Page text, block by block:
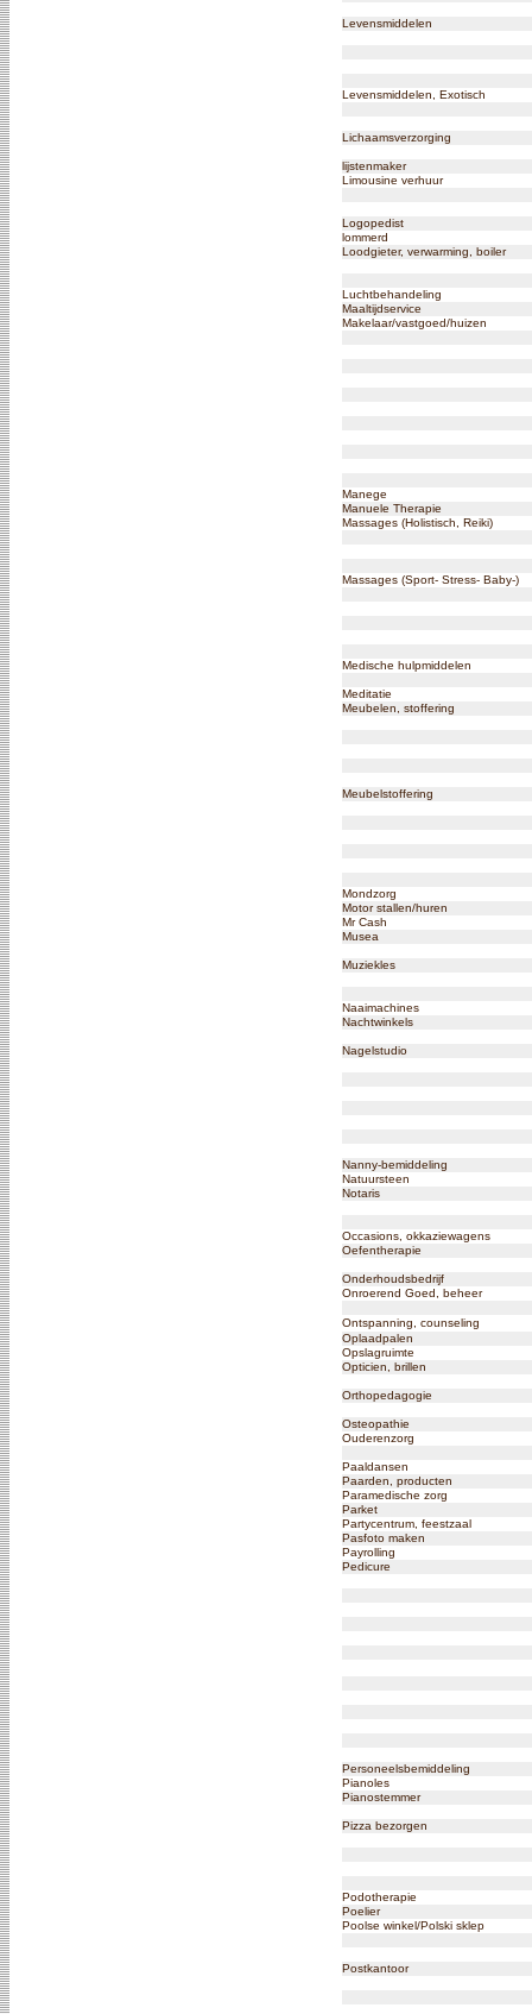
Levensmiddelen
Levensmiddelen, Exotisch
Lichaamsverzorging
lijstenmaker
Limousine verhuur
Logopedist
lommerd
Loodgieter, verwarming, boiler
Luchtbehandeling
Maaltijdservice
Makelaar/vastgoed/huizen
Manege
Manuele Therapie
Massages (Holistisch, Reiki)
Massages (Sport- Stress- Baby-)
Medische hulpmiddelen
Meditatie
Meubelen, stoffering
Meubelstoffering
Mondzorg
Motor stallen/huren
Mr Cash
Musea
Muziekles
Naaimachines
Nachtwinkels
Nagelstudio
Nanny-bemiddeling
Natuursteen
Notaris
Occasions, okkaziewagens
Oefentherapie
Onderhoudsbedrijf
Onroerend Goed, beheer
Ontspanning, counseling
Oplaadpalen
Opslagruimte
Opticien, brillen
Orthopedagogie
Osteopathie
Ouderenzorg
Paaldansen
Paarden, producten
Paramedische zorg
Parket
Partycentrum, feestzaal
Pasfoto maken
Payrolling
Pedicure
Personeelsbemiddeling
Pianoles
Pianostemmer
Pizza bezorgen
Podotherapie
Poelier
Poolse winkel/Polski sklep
Postkantoor